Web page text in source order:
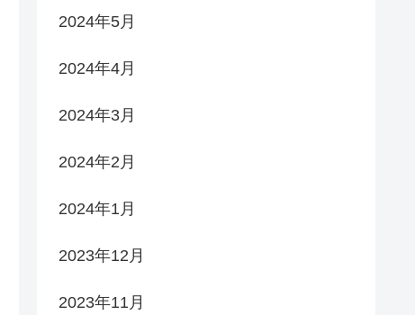
2024年5月
2024年4月
2024年3月
2024年2月
2024年1月
2023年12月
2023年11月